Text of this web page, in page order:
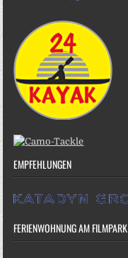
EMPFEHLUNGEN
FERIENWOHNUNG AM FILMPARK